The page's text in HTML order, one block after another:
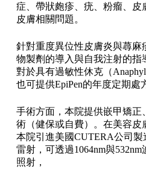
症、帶狀皰疹、疣、粉瘤、皮
皮膚相關問題。
針對重度異位性皮膚炎與蕁麻
物製劑的導入與自我注射的指
對於具有過敏性休克（
也可提供EpiPen的年度定期處
手術方面，本院提供嵌甲矯正
術（健保或自費）。在美容皮
本院引進美國CUTERA公司
雷射，可透過1064nm與
照射，